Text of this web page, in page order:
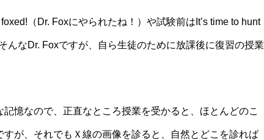
（Dr. Foxにやられたね！）や試験前はIt’s time to hunt
なDr. Foxですが、自ら生徒のために放課後に復習の授業
憶なので、正直なところ授業を受かると、ほとんどのこ
が、それでもＸ線の画像を診ると、自然とどこを診れば